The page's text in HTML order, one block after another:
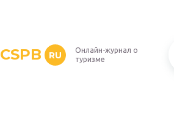
RU
Онлайн-журнал о
туризме